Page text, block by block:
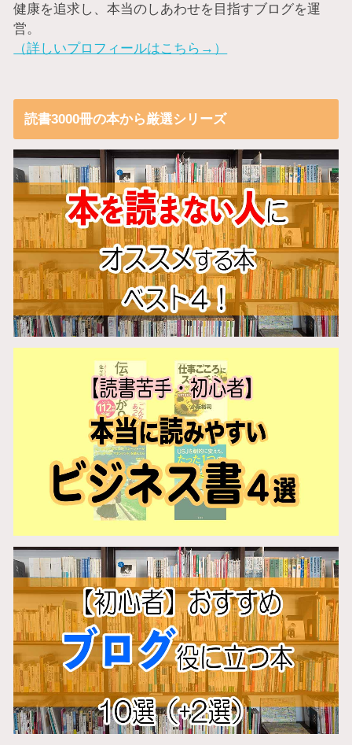
健康を追求し、本当のしあわせを目指すブログを運
営。
（詳しいプロフィールはこちら→）
読書3000冊の本から厳選シリーズ